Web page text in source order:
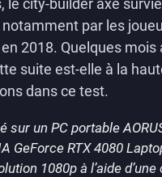
le city-builder axé
par les
2018. Quelques mois
suite est-elle à la
dans ce test.
un PC portable
GeForce RTX 4080
1080p à l’aide